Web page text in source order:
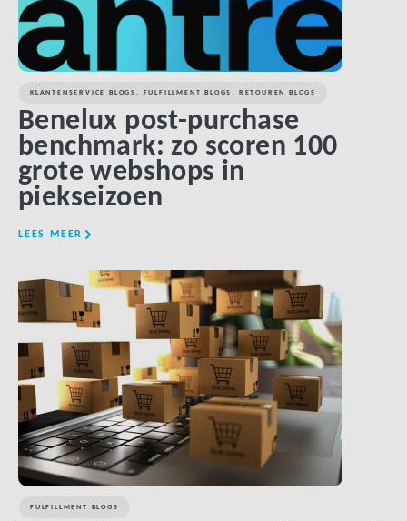
KLANTENSERVICE BLOGS FULFILLMENT BLOGS RETOUREN BLOGS
Benelux post-purchase
benchmark: zo scoren 100
grote webshops in
piekseizoen
LEES MEER
FULFILLMENT BLOGS
LINK BTN